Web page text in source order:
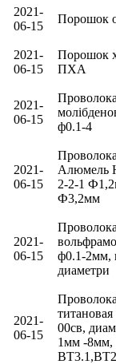
2021-
06-15
Порошок
2021-
06-15
Порошок
ПХА
2021-
06-15
Проволока
ф0.1-4
2021-
06-15
Проволока
2-2-1
Ф3,2мм
2021-
06-15
Проволока
ф0.1-2мм,
диаметри
2021-
06-15
Проволока
00св,
1мм -8мм,